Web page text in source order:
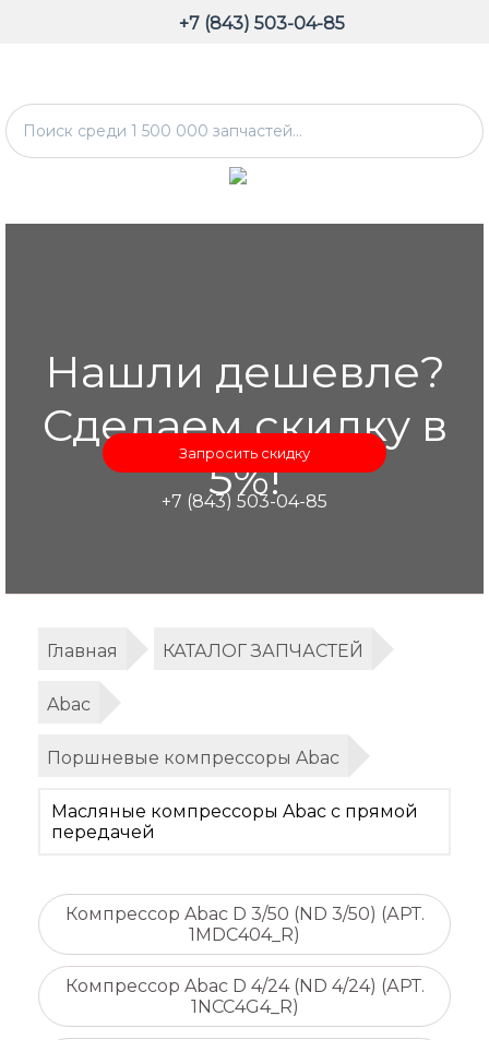
+7 (843) 503-04-85
Нашли дешевле?
Сделаем скидку в
5%!
Запросить скидку
+7 (843) 503-04-85
Главная КАТАЛОГ ЗАПЧАСТЕЙ
Abac
Поршневые компрессоры Abac
Масляные компрессоры Abac с прямой
передачей
Компрессор Abac D 3/50 (ND 3/50) (АРТ.
1MDC404_R)
Компрессор Abac D 4/24 (ND 4/24) (АРТ.
1NCC4G4_R)